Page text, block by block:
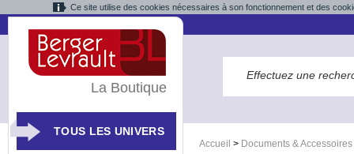
Ce site utilise des cookies nécessaires à son fonctionnement et des
Accueil > Documents & Accessoires
La Boutique
TOUS LES UNIVERS